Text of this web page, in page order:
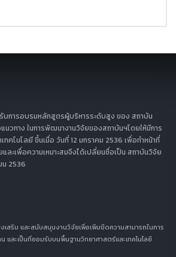
บการอบรมหลักสูตรผู้บริหารระดับสูง ของ สถาบัน
นวทาง ในการพัฒนางานวิจัยของสถาบันฯโดยให้มีการ
คโนโลยี ขึ้นเมื่อ วันที่ 12 มกราคม 2536 เพื่อทำหน้าที่
ละเพื่อความเหมาะสมจึงได้เปลี่ยนชื่อเป็น สถาบันวิจัย
น 2536
สริม และสนับสนุนงานวิจัยเพื่อเพิ่มขีดความสามารถในการ
และเป็นที่ยอมรับบนพื้นฐานวิทยาศาสตร์และเทคโนโลยี